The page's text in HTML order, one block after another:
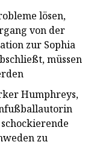
lösen,
von der
zur Sophia
müssen
Humphreys,
zu